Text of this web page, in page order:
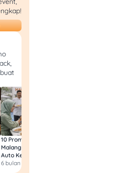
situs
10 Promo Bukber Hotel
Malang 2026: Start 75rb,
Auto Kenyang!
6 bulan yang lalu